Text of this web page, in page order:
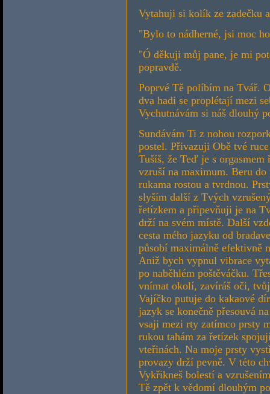
Vytahuji si kolík ze zadečku
"Bylo to nádherné, jsi moc
"Ó děkuji můj pane, je mi
popravdě.
Poprvé Tě políbím na Tvář.
dva hadi se proplétají mezi
Vychutnávám si náš dlouhý
Sundávám Ti z nohou
postel. Přivazuji Obě tvé
Tušíš, že Teď je s orgasmem
vzruší na maximum. Beru
rukama rostou a tvrdnou.
slyším další z Tvých
řetízkem a připevňuji je na
drží na svém místě. Další
cesta mého jazyku od
působí maximálně efektivně
Aniž bych vypnul vibrace
po naběhlém poštěváčku.
vnímat okolí, zavíráš oči,
Vajíčko putuje do kakaové
jazyk se konečně přesouvá
vsaji mezi rty zatímco prsty
rukou tahám za řetízek
vteřinách. Na moje prsty
provazy drží pevně. V této
Vykřikneš bolestí a
Tě zpět k vědomí dlouhým